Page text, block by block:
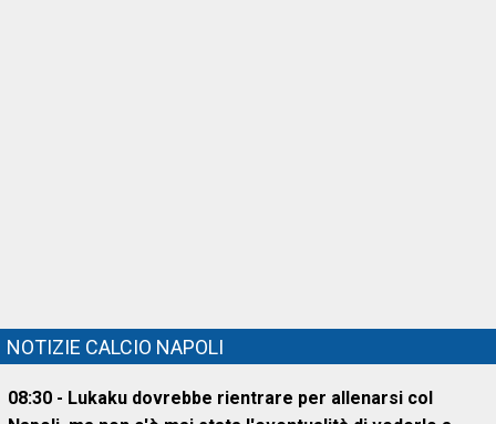
NOTIZIE CALCIO NAPOLI
08:30 - Lukaku dovrebbe rientrare per allenarsi col